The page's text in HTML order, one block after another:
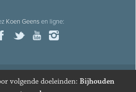
Koen Geensen ligne:
volgende doeleinden: Bijhouden